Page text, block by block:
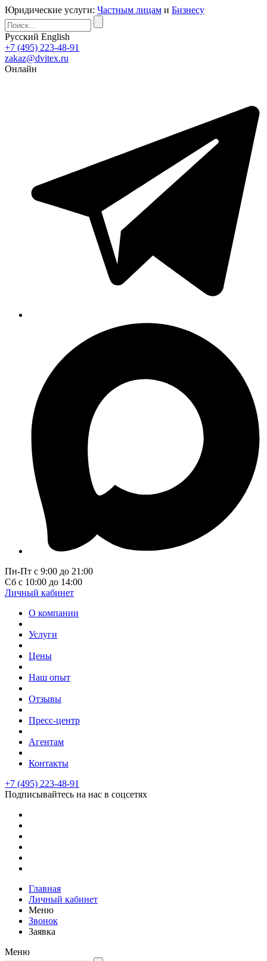
Юридические услуги: Частным лицам и Бизнесу
Русский English
+7 (495) 223-48-91
zakaz@dvitex.ru
Онлайн
Пн-Пт с 9:00 до 21:00
Сб с 10:00 до 14:00
Личный кабинет
О компании
Услуги
Цены
Наш опыт
Отзывы
Пресс-центр
Агентам
Контакты
+7 (495) 223-48-91
Подписывайтесь на нас в соцсетях
Главная
Личный кабинет
Меню
Звонок
Заявка
Меню